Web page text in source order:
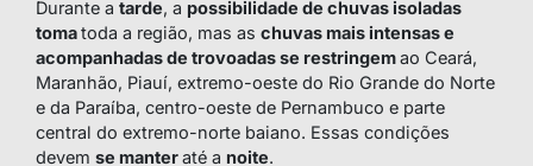
Durante a tarde, a possibilidade de chuvas isoladas
tomatoda a região, mas as chuvas mais intensas e
acompanhadas de trovoadas se restringemao Ceará,
Maranhão, Piauí, extremo-oeste do Rio Grande do Norte
e da Paraíba, centro-oeste de Pernambuco e parte
central do extremo-norte baiano. Essas condições
devem se manteraté a noite.